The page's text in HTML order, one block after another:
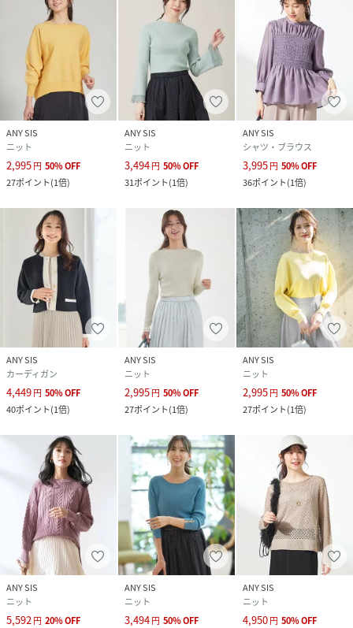
ANY SIS
ニット
2,995円 50%OFF
27ポイント(1倍)
ANY SIS
ニット
3,494円 50%OFF
31ポイント(1倍)
ANY SIS
シャツ・ブラウス
3,995円 50%OFF
36ポイント(1倍)
ANY SIS
カーディガン
4,449円 50%OFF
40ポイント(1倍)
ANY SIS
ニット
2,995円 50%OFF
27ポイント(1倍)
ANY SIS
ニット
2,995円 50%OFF
27ポイント(1倍)
ANY SIS
ニット
5,592 円 20%OFF
ANY SIS
ニット
3,494円 50%OFF
ANY SIS
ニット
4,950円 50%OFF